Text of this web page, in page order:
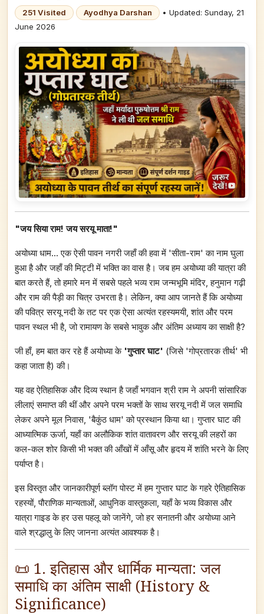
251 Visited Ayodhya Darshan
• Updated: Sunday, 21
June 2026
"जय सिया राम! जय सरयू माता!"
अयोध्या धाम... एक ऐसी पावन नगरी जहाँ की हवा में 'सीता-राम' का नाम घुला
हुआ है और जहाँ की मिट्टी में भक्ति का वास है। जब हम अयोध्या की यात्रा की
बात करते हैं, तो हमारे मन में सबसे पहले भव्य राम जन्मभूमि मंदिर, हनुमान गढ़ी
और राम की पैड़ी का चित्र उभरता है। लेकिन, क्या आप जानते हैं कि अयोध्या
की पवित्र सरयू नदी के तट पर एक ऐसा अत्यंत रहस्यमयी, शांत और परम
पावन स्थल भी है, जो रामायण के सबसे भावुक और अंतिम अध्याय का साक्षी है?
जी हाँ, हम बात कर रहे हैं अयोध्या के 'गुप्तार घाट' (जिसे 'गोप्रतारक तीर्थ' भी
कहा जाता है) की।
यह वह ऐतिहासिक और दिव्य स्थान है जहाँ भगवान श्री राम ने अपनी सांसारिक
लीलाएं समाप्त की थीं और अपने परम भक्तों के साथ सरयू नदी में जल समाधि
लेकर अपने मूल निवास, 'बैकुंठ धाम' को प्रस्थान किया था। गुप्तार घाट की
आध्यात्मिक ऊर्जा, यहाँ का अलौकिक शांत वातावरण और सरयू की लहरों का
कल-कल शोर किसी भी भक्त की आँखों में आँसू और हृदय में शांति भरने के लिए
पर्याप्त है।
इस विस्तृत और जानकारीपूर्ण ब्लॉग पोस्ट में हम गुप्तार घाट के गहरे ऐतिहासिक
रहस्यों, पौराणिक मान्यताओं, आधुनिक वास्तुकला, यहाँ के भव्य विकास और
यात्रा गाइड के हर उस पहलू को जानेंगे, जो हर सनातनी और अयोध्या आने
वाले श्रद्धालु के लिए जानना अत्यंत आवश्यक है।
📜 1. इतिहास और धार्मिक मान्यता: जल
समाधि का अंतिम साक्षी (History &
Significance)